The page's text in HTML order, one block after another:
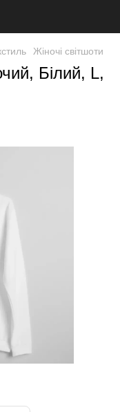
Жіночі світшоти
Білий, L,